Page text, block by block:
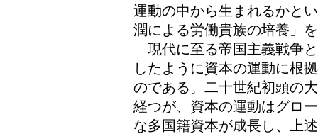
運動の中から生まれるかと
潤による労働貴族の培養」
現代に至る帝国主義戦争
したように資本の運動に根
のである。二十世紀初頭の
経つが、資本の運動はグロ
な多国籍資本が成長し、上